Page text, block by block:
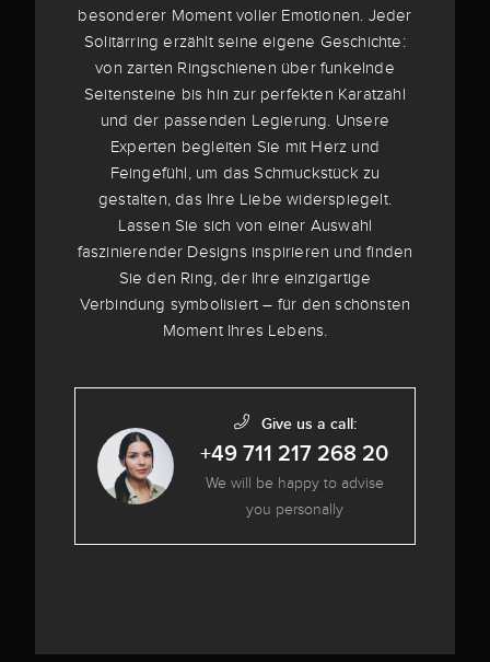
besonderer Moment voller Emotionen. Jeder
Solitärring erzählt seine eigene Geschichte:
von zarten Ringschienen über funkelnde
Seitensteine bis hin zur perfekten Karatzahl
und der passenden Legierung. Unsere
Experten begleiten Sie mit Herz und
Feingefühl, um das Schmuckstück zu
gestalten, das Ihre Liebe widerspiegelt.
Lassen Sie sich von einer Auswahl
faszinierender Designs inspirieren und finden
Sie den Ring, der Ihre einzigartige
Verbindung symbolisiert – für den schönsten
Moment Ihres Lebens.
Give us a call:
+49 711 217 268 20
We will be happy to advise
you personally